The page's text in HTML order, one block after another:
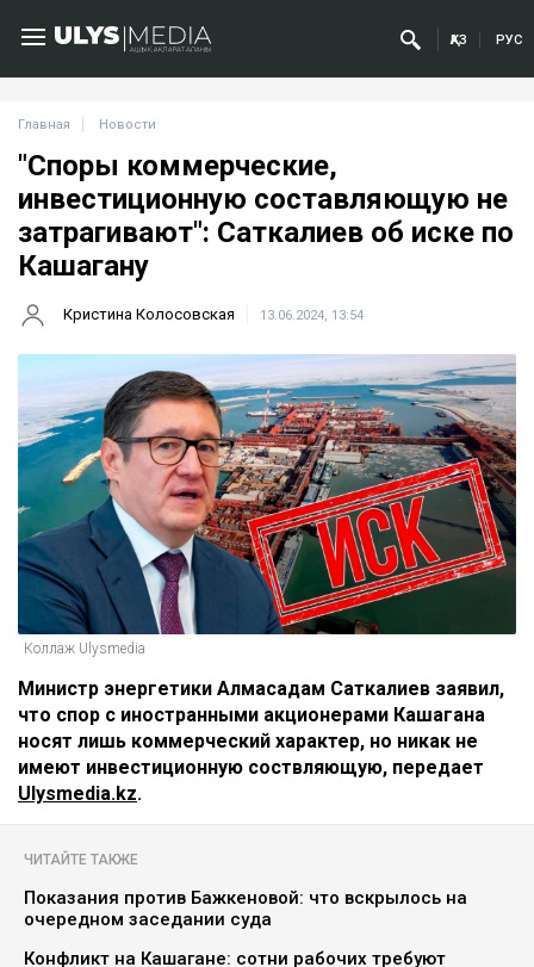
ҚАЗ РУС
Главная Новости
"Споры коммерческие,
инвестиционную составляющую не
затрагивают": Саткалиев об иске по
Кашагану
Кристина Колосовская 13.06.2024, 13:54
Коллаж Ulysmedia
Министр энергетики Алмасадам Саткалиев заявил,
что спор с иностранными акционерами Кашагана
носят лишь коммерческий характер, но никак не
имеют инвестиционную соствляющую, передает
Ulysmedia.kz.
ЧИТАЙТЕ ТАКЖЕ
Показания против Бажкеновой: что вскрылось на
очередном заседании суда
Конфликт на Кашагане: сотни рабочих требуют